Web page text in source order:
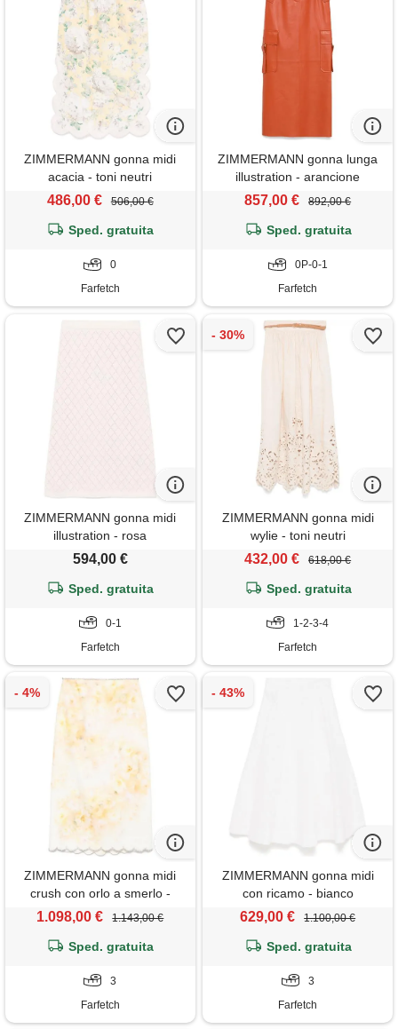
ZIMMERMANN gonna midi
acacia - toni neutri
486,00 € 506,00 €
Sped. gratuita
0
Farfetch
ZIMMERMANN gonna lunga
illustration - arancione
857,00 € 892,00 €
Sped. gratuita
0P-0-1
Farfetch
ZIMMERMANN gonna midi
illustration - rosa
594,00 €
Sped. gratuita
0-1
Farfetch
ZIMMERMANN gonna midi
wylie - toni neutri
432,00 € 618,00 €
Sped. gratuita
1-2-3-4
Farfetch
ZIMMERMANN gonna midi
crush con orlo a smerlo -
giallo
1.098,00 € 1.143,00 €
Sped. gratuita
3
Farfetch
ZIMMERMANN gonna midi
con ricamo - bianco
629,00 € 1.100,00 €
Sped. gratuita
3
Farfetch